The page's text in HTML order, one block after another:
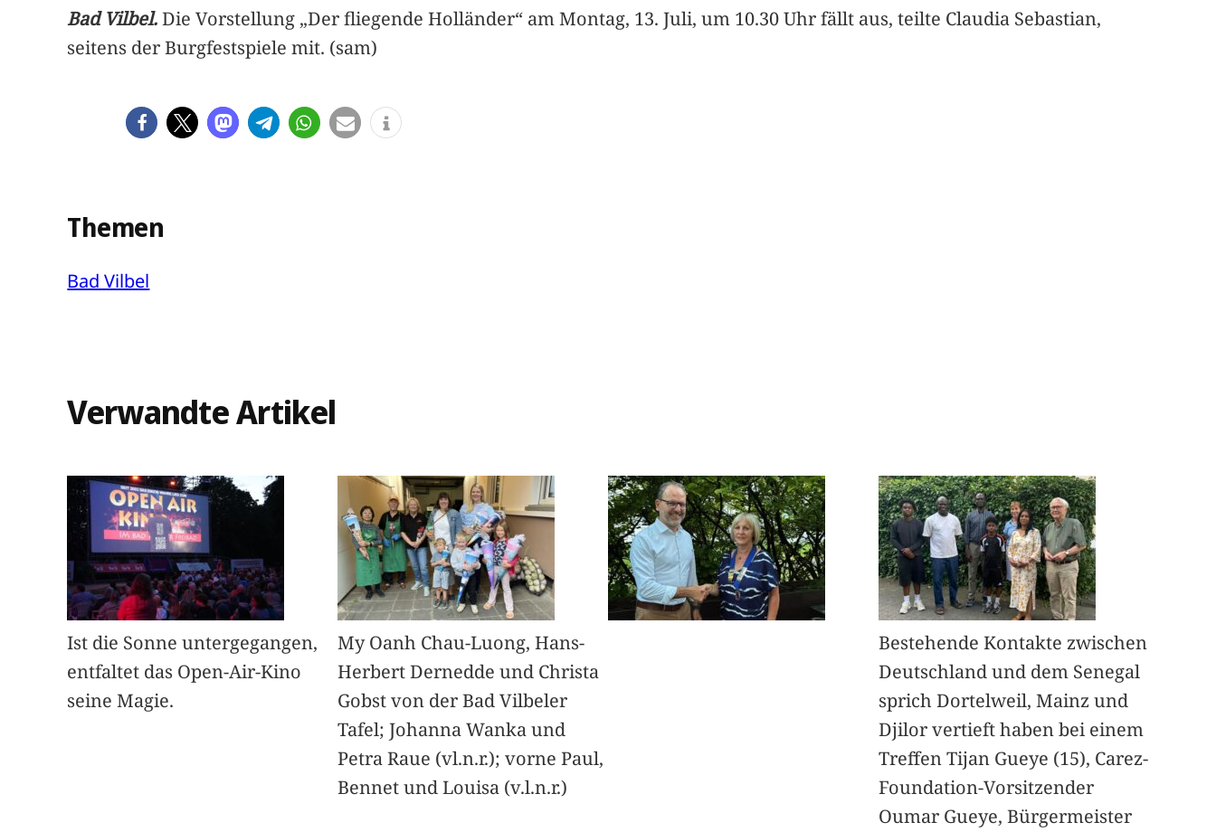
Bad Vilbel.Die Vorstellung „Der fliegende Holländer“ am Montag, 13. Juli, um 10.30 Uhr fällt aus, teilte Claudia Sebastian,
seitens der Burgfestspiele mit. (sam)
Themen
Bad Vilbel
Verwandte Artikel
Ist die Sonne untergegangen,
entfaltet das Open-Air-Kino
seine Magie.
My Oanh Chau-Luong, Hans-
Herbert Dernedde und Christa
Gobst von der Bad Vilbeler
Tafel; Johanna Wanka und
Petra Raue (vl.n.r.); vorne Paul,
Bennet und Louisa (v.l.n.r.)
Bestehende Kontakte zwischen
Deutschland und dem Senegal
sprich Dortelweil, Mainz und
Djilor vertieft haben bei einem
Treffen Tijan Gueye (15), Carez-
Foundation-Vorsitzender
Oumar Gueye, Bürgermeister